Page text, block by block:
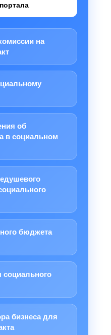
на
об
в социальном
бюджета
социального
бизнеса для